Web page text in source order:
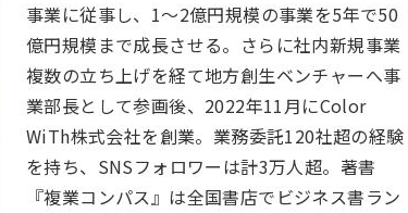
事業に従事し、1〜2億円規模の事業を5年で50
億円規模まで成長させる。さらに社内新規事業
複数の立ち上げを経て地方創生ベンチャーへ事
業部長として参画後、2022年11月にColor
WiTh株式会社を創業。業務委託120社超の経験
を持ち、SNSフォロワーは計3万人超。著書
『複業コンパス』は全国書店でビジネス書ラン